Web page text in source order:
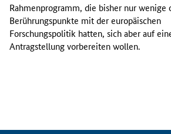
r
k
s
h
Rahmenprogramm, die bisher nur wenige
Berührungspunkte mit der europäischen
Forschungspolitik hatten, sich aber auf
Antragstellung vorbereiten wollen.